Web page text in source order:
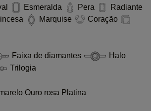
Esmeralda Pera
Radiante
Marquise
Coração
Faixa de diamantes
Halo
Trilogia
Ouro rosa Platina